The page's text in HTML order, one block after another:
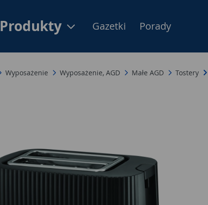
Produkty Gazetki Porady
Wyposażenie Wyposażenie, AGD Małe AGD Tostery